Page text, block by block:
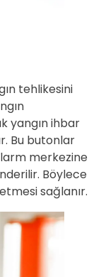
tehlikesini
yangın ihbar
Bu butonlar
merkezine
Böylece
sağlanır.